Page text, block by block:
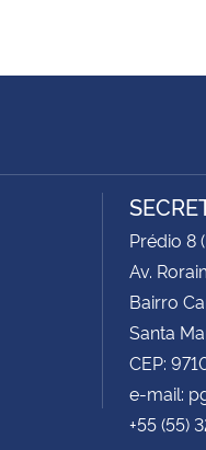
Prédio 8
Av.
Bairro
Santa
CEP:
e-mail:
+55 (55)